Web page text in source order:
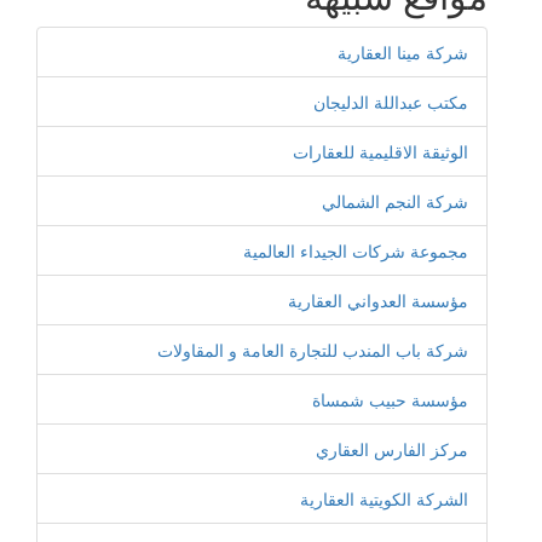
شركة مينا العقارية
مكتب عبداللة الدليجان
الوثيقة الاقليمية للعقارات
شركة النجم الشمالي
مجموعة شركات الجيداء العالمية
مؤسسة العدواني العقارية
شركة باب المندب للتجارة العامة و المقاولات
مؤسسة حبيب شمساة
مركز الفارس العقاري
الشركة الكويتية العقارية